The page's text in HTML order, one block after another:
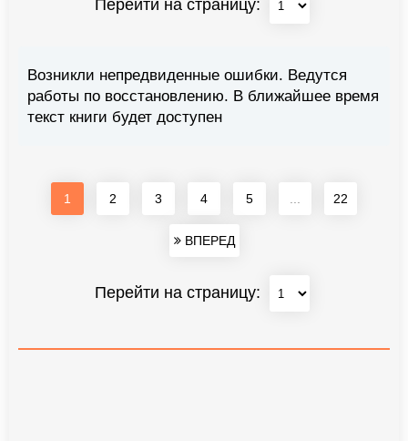
Перейти на страницу:
Возникли непредвиденные ошибки. Ведутся
работы по восстановлению. В ближайшее время
текст книги будет доступен
1 2 3 4 5 22
ВПЕРЕД
Перейти на страницу: